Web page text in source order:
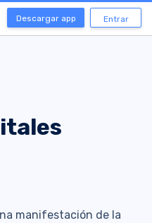
Descargar app Entrar
manifestación de la